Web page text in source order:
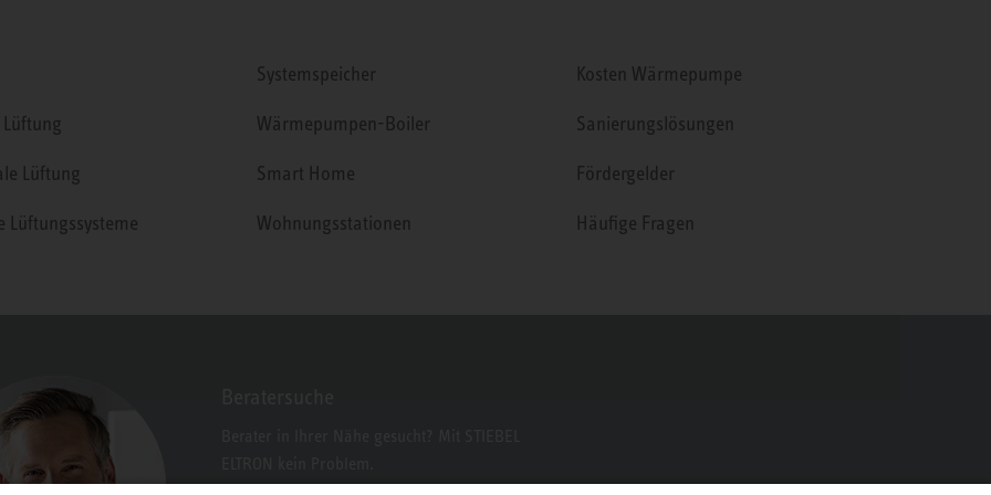
Lüftung
Lüftungssysteme
Systemspeicher
Wärmepumpen-Boiler
Smart Home
Wohnungsstationen
Kosten Wärmepumpe
Sanierungslösungen
Fördergelder
Häufige Fragen